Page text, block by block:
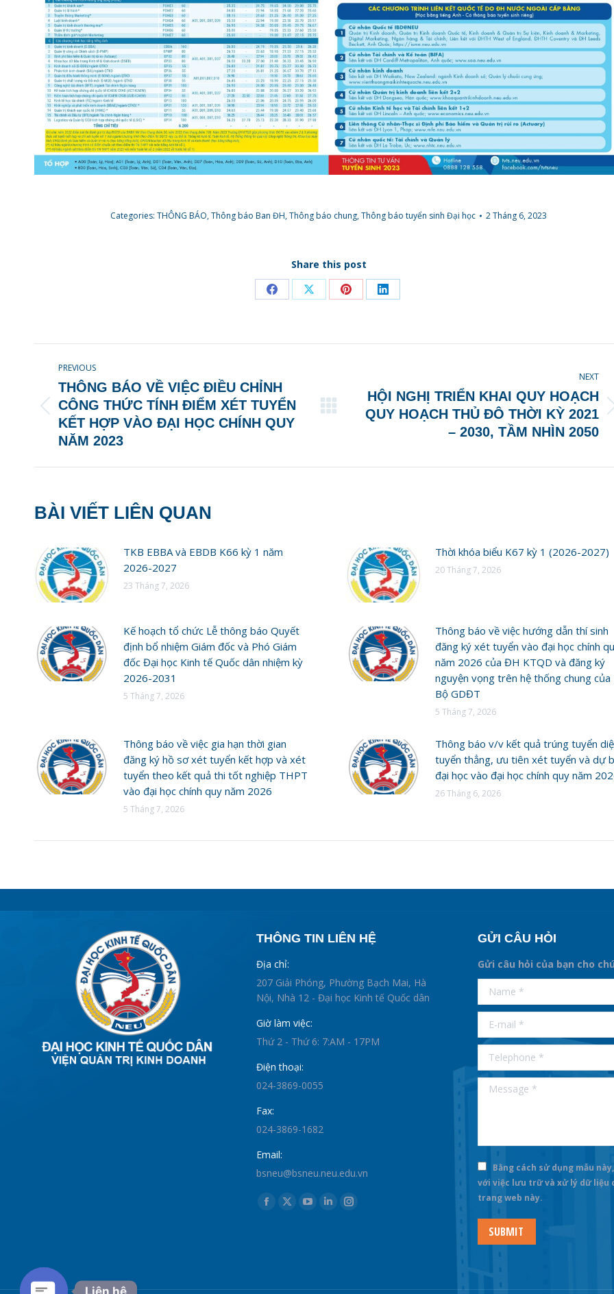
Categories: THÔNG BÁO,Thông báo Ban ĐH,Thông báo chung,Thông báo tuyển sinh Đại học 2 Tháng 6, 2023
Share this post
Share
Facebook
Share
X
Share
Pinterest
Share
LinkedIn
NAVIGATION
PREVIOUS
Previous
post:
THÔNG BÁO VỀ VIỆC ĐIỀU CHỈNH
CÔNG THỨC TÍNH ĐIỂM XÉT TUYỂN
KẾT HỢP VÀO ĐẠI HỌC CHÍNH QUY
NĂM 2023
NEXT
Next
HỘI NGHỊ TRIỂN KHAI QUY HOẠCH
QUY HOẠCH THỦ ĐÔ THỜI KỲ 2021
– 2030, TẦM NHÌN 2050
BÀI VIẾT LIÊN QUAN
TKB EBBA và EBDB K66 kỳ 1 năm
2026-2027
23 Tháng 7, 2026
Thời khóa biểu K67 kỳ 1 (2026-2027)
20 Tháng 7, 2026
Kế hoạch tổ chức Lễ thông báo Quyết
định bổ nhiệm Giám đốc và Phó Giám
đốc Đại học Kinh tế Quốc dân nhiệm kỳ
2026-2031
5 Tháng 7, 2026
Thông báo về việc hướng dẫn thí sinh
đăng ký xét tuyển vào đại học chính
năm 2026 của ĐH KTQD và đăng ký
nguyện vọng trên hệ thống chung của
Bộ GDĐT
5 Tháng 7, 2026
Thông báo về việc gia hạn thời gian
đăng ký hồ sơ xét tuyển kết hợp và xét
tuyển theo kết quả thi tốt nghiệp THPT
vào đại học chính quy năm 2026
5 Tháng 7, 2026
Thông báo v/v kết quả trúng tuyển
tuyển thẳng, ưu tiên xét tuyển và dự
đại học vào đại học chính quy năm
26 Tháng 6, 2026
THÔNG TIN LIÊN HỆ
Địa chỉ:
207 Giải Phóng, Phường Bạch Mai, Hà
Nội, Nhà 12 - Đại học Kinh tế Quốc dân
Giờ làm việc:
Thứ 2 - Thứ 6: 7:AM - 17PM
Điện thoại:
024-3869-0055
Fax:
024-3869-1682
Email:
bsneu@bsneu.neu.edu.vn
Find us on:
Facebook
X
YouTube
LinkedinInstagram
GỬI CÂU HỎI
Gửi câu hỏi của bạn cho
supertotobet
betist
Name *
E-mail *
Telephone *
Message *
Bằng cách sử dụng mẫu
với việc lưu trữ và xử lý dữ liệu
trang web này.
SUBMIT
Liên hệ